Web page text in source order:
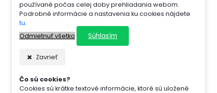
používané počas celej doby prehliadania webom.
Podrobné informácie a nastavenia ku cookies nájdete
tu.
Odmietnuť všetko
Súhlasím
Zavrieť
Čo sú cookies?
Cookies sú krátke textové informácie, ktoré sú uložené